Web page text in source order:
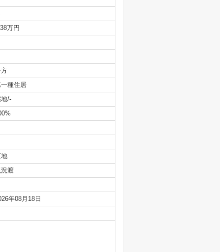
万円
種住居
/-
渡
年08月18日